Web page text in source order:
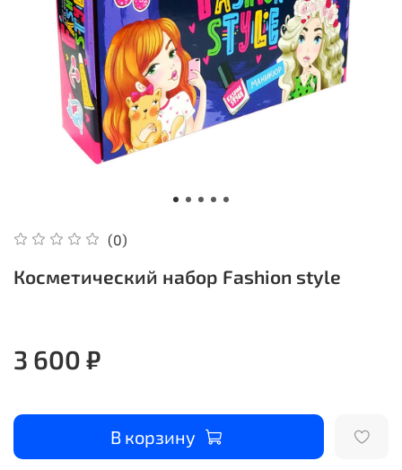
(0)
Косметический набор Fashion style
3 600 ₽
В корзину